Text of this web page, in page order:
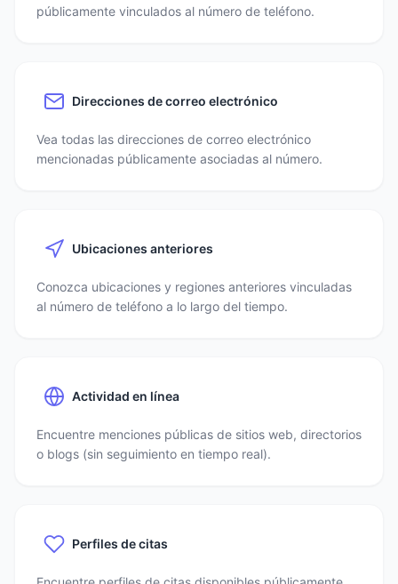
públicamente vinculados al número de teléfono.
Direcciones de correo electrónico
Vea todas las direcciones de correo electrónico
mencionadas públicamente asociadas al número.
Ubicaciones anteriores
Conozca ubicaciones y regiones anteriores vinculadas
al número de teléfono a lo largo del tiempo.
Actividad en línea
Encuentre menciones públicas de sitios web, directorios
o blogs (sin seguimiento en tiempo real).
Perfiles de citas